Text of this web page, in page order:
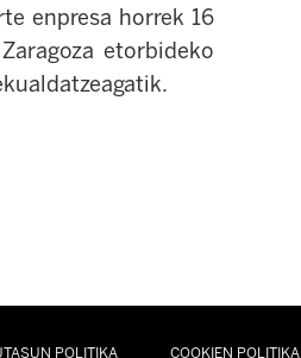
enpresa horrek 16
etorbideko
POLITIKA COOKIEN POLITIKA